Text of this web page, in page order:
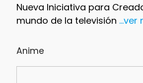
Nueva Iniciativa para
mundo de la televisión ...ver
Anime